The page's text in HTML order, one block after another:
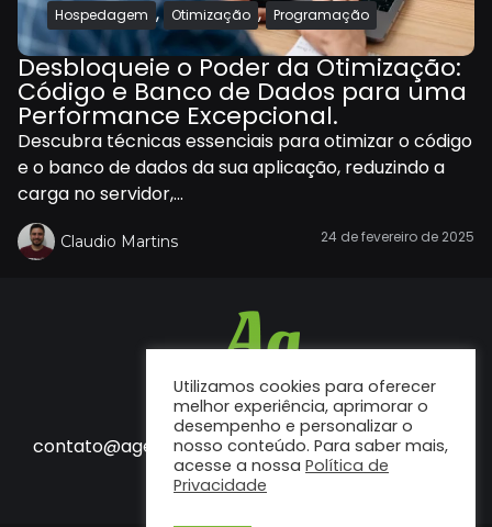
Hospedagem , Otimização , Programação
Desbloqueie o Poder da Otimização:
Código e Banco de Dados para uma
Performance Excepcional.
Descubra técnicas essenciais para otimizar o código
e o banco de dados da sua aplicação, reduzindo a
carga no servidor,...
Claudio Martins 24 de fevereiro de 2025
Fale conosco
contato@agenciaf12.com.br
Utilizamos cookies para oferecer
melhor experiência, aprimorar o
desempenho e personalizar o
nosso conteúdo. Para saber mais,
acesse a nossa Política de
Privacidade